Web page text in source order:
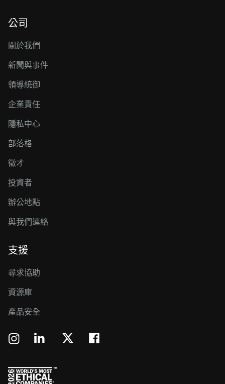
公司
關於我們
新聞與事件
領導統御
企業責任
隱私中心
部落格
徵才
投資者
辦公地點
與我們連絡
支援
尋求協助
資源庫
產品安全